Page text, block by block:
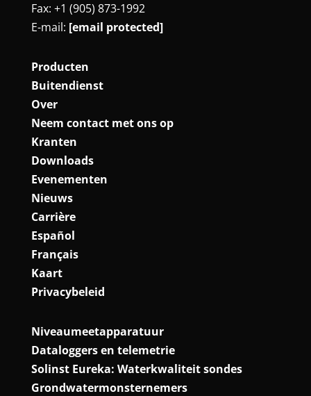
Fax: +1 (905) 873-1992
E-mail: [email protected]
Producten
Buitendienst
Over
Neem contact met ons op
Kranten
Downloads
Evenementen
Nieuws
Carrière
Español
Français
Kaart
Privacybeleid
Niveaumeetapparatuur
Dataloggers en telemetrie
Solinst Eureka: Waterkwaliteit sondes
Grondwatermonsternemers